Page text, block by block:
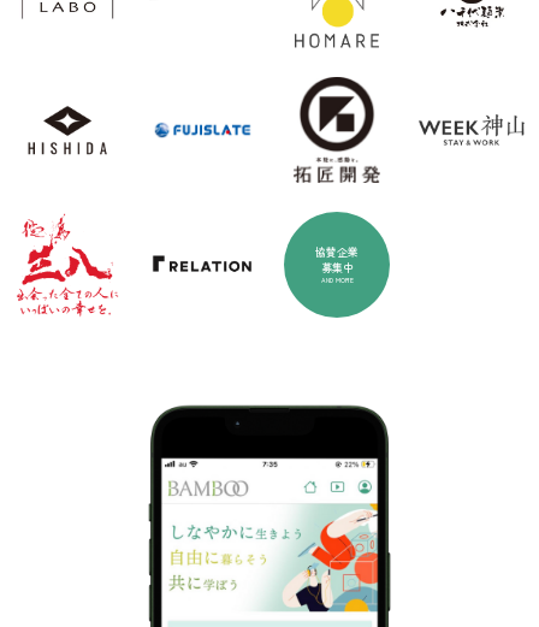
協賛企業
募集中
AND MORE